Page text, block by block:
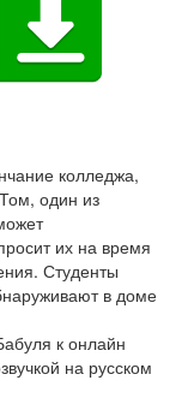
колледжа,
один из
их на время
Студенты
в доме
к онлайн
на русском